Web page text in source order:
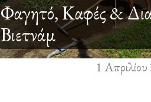
Φαγητό, Καφές &
Βιετνάμ
1